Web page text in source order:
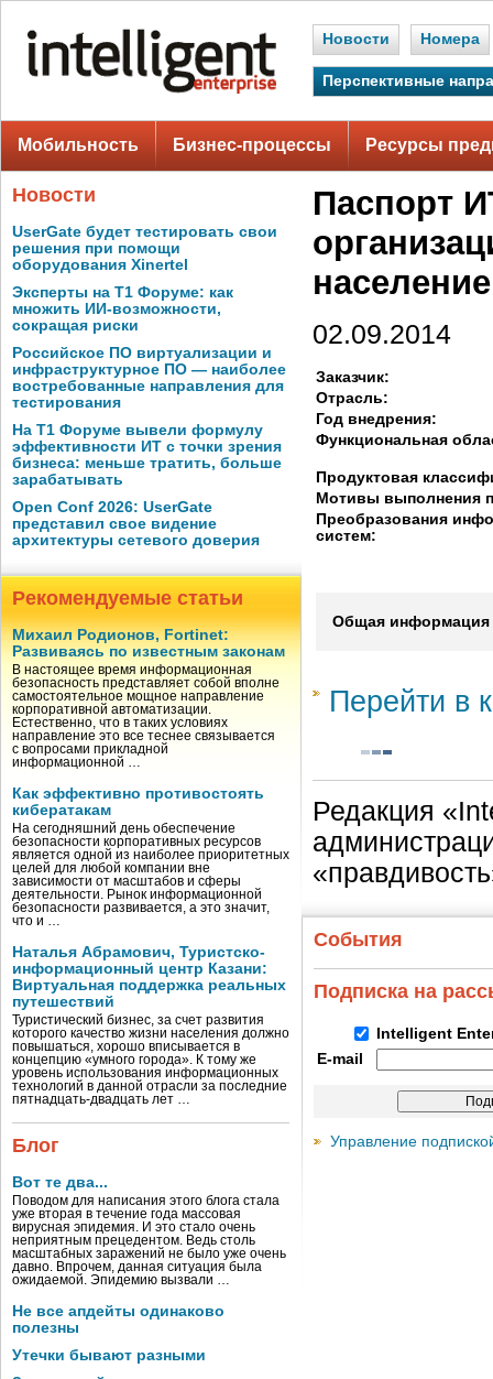
Новости Номера
Перспективные
Мобильность Бизнес-процессы Ресурсы
Новости
UserGate будет тестировать свои
решения при помощи
оборудования Xinertel
Эксперты на Т1 Форуме: как
множить ИИ-возможности,
сокращая риски
Российское ПО виртуализации и
инфраструктурное ПО — наиболее
востребованные направления для
тестирования
На Т1 Форуме вывели формулу
эффективности ИТ с точки зрения
бизнеса: меньше тратить, больше
зарабатывать
Open Conf 2026: UserGate
представил свое видение
архитектуры сетевого доверия
Рекомендуемые статьи
Михаил Родионов, Fortinet:
Развиваясь по известным законам
В настоящее время информационная
безопасность представляет собой вполне
самостоятельное мощное направление
корпоративной автоматизации.
Естественно, что в таких условиях
направление это все теснее связывается
с вопросами прикладной
информационной …
Как эффективно противостоять
кибератакам
На сегодняшний день обеспечение
безопасности корпоративных ресурсов
является одной из наиболее приоритетных
целей для любой компании вне
зависимости от масштабов и сферы
деятельности. Рынок информационной
безопасности развивается, а это значит,
что и …
Наталья Абрамович, Туристско-
информационный центр Казани:
Виртуальная поддержка реальных
путешествий
Туристический бизнес, за счет развития
которого качество жизни населения должно
повышаться, хорошо вписывается в
концепцию «умного города». К тому же
уровень использования информационных
технологий в данной отрасли за последние
пятнадцать-двадцать лет …
Блог
Вот те два...
Поводом для написания этого блога стала
уже вторая в течение года массовая
вирусная эпидемия. И это стало очень
неприятным прецедентом. Ведь столь
масштабных заражений не было уже очень
давно. Впрочем, данная ситуация была
ожидаемой. Эпидемию вызвали …
Не все апдейты одинаково
полезны
Утечки бывают разными
Паспорт
02.09.2014
Заказчик:
Отрасль:
Год внедрения:
Функциональная
Продуктовая
Мотивы выполнения
Преобразования
систем:
Общая информация
Перейти в
Редакция
События
Подписка на
Intelligent
E-mail
Управление